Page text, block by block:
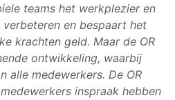
teams het werkplezier en
en bespaart het
krachten geld. Maar de OR
ontwikkeling, waarbij
alle medewerkers. De OR
inspraak hebben